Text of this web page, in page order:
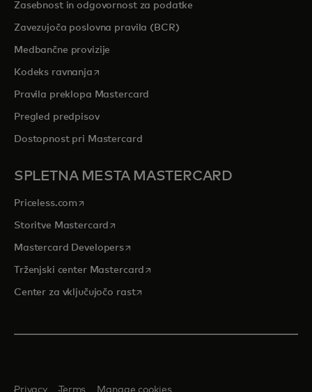
Zasebnost in odgovornost za podatke
Zavezujoča poslovna pravila (BCR)
Medbančne provizije
Kodeks ravnanjaopens in a new tab
Pravila preklopa Mastercard
Pregled predpisov
Dostopnost pri Mastercard
SPLETNA MESTA MASTERCARD
Priceless.com opens in a new tab
Storitve Mastercard opens in a new tab
Mastercard Developersopens in a new tab
Trženjski center Mastercard opens in a new tab
Center za vključujočo rastopens in a new tab